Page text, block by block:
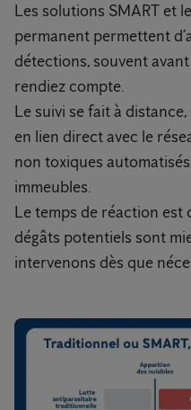
Les solutions SMART et
permanent permettent
détections, souvent
rendiez compte.
Le suivi se fait à
en lien direct avec le
non toxiques
immeubles.
Le temps de réaction est
dégâts potentiels sont
intervenons dès que